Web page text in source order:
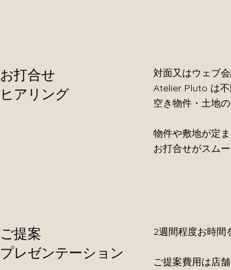
​お打合せ
​ヒアリング
対面又はウェブ
Atelier Pluto は不
空き物件・土地
物件や敷地が定
お打合せがスム
ご提案
​プレゼンテーション
2週間程度お時間
ご提案費用は店